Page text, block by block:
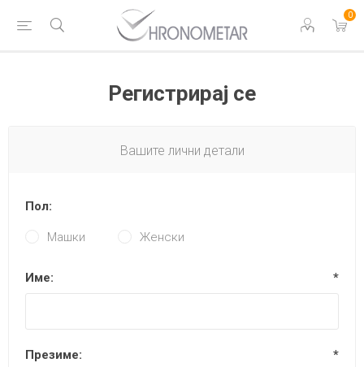
0
Регистрирај се
Вашите лични детали
Пол:
Машки Женски
Име: *
Презиме: *